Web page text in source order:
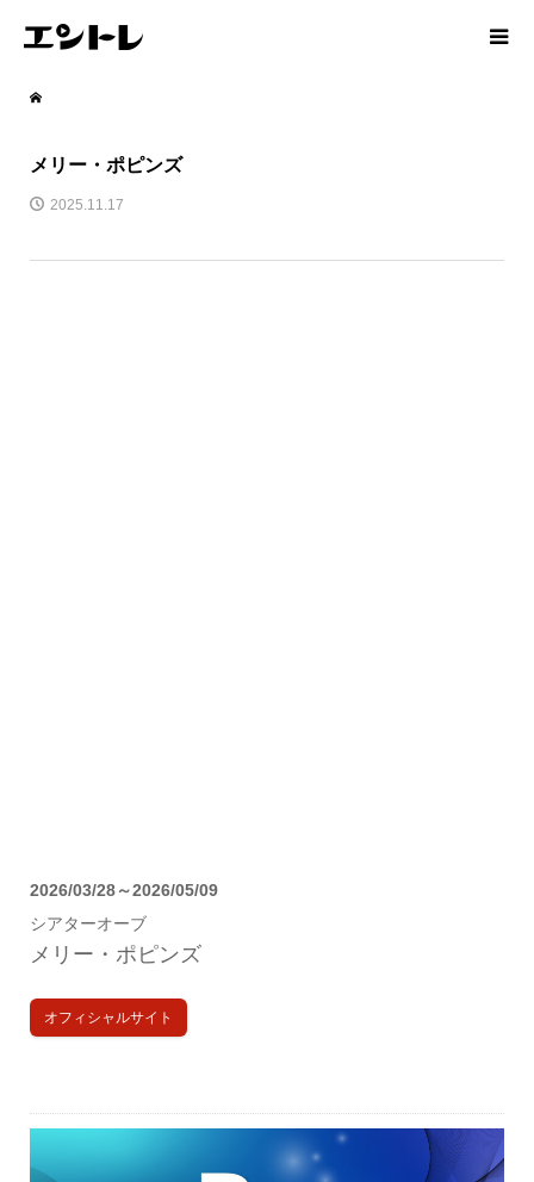
メリー・ポピンズ
2025.11.17
2026/03/28～2026/05/09
シアターオーブ
メリー・ポピンズ
オフィシャルサイト